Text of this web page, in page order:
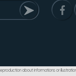
about informations or